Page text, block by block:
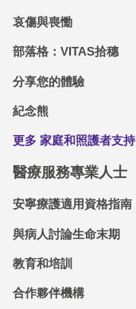
哀傷與喪慟
部落格：VITAS拾穗
分享您的體驗
紀念熊
更多 家庭和照護者支持
醫療服務專業人士
安寧療護適用資格指南
與病人討論生命末期
教育和培訓
合作夥伴機構